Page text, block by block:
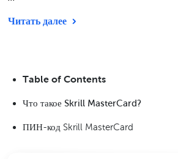
Table of Contents
Что такое Skrill MasterCard?
ПИН-код Skrill MasterCard
Читать далее